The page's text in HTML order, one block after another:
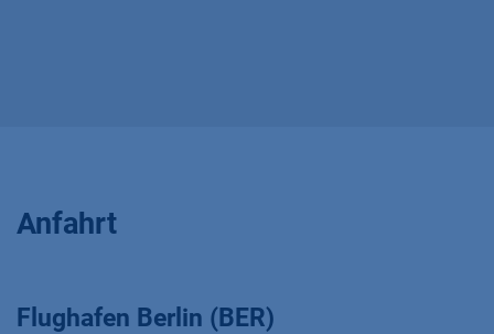
Anfahrt
Flughafen Berlin (BER)